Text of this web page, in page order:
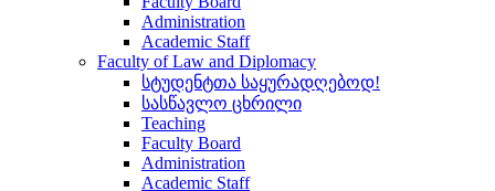
Administration
Academic Staff
Faculty of Law and Diplomacy
სტუდენტთა საყურადღებოდ!
სასწავლო ცხრილი
Teaching
Faculty Board
Administration
Academic Staff